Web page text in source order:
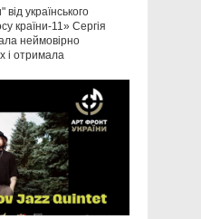
від українського
країни-11» Сергія
неймовірно
і отримала